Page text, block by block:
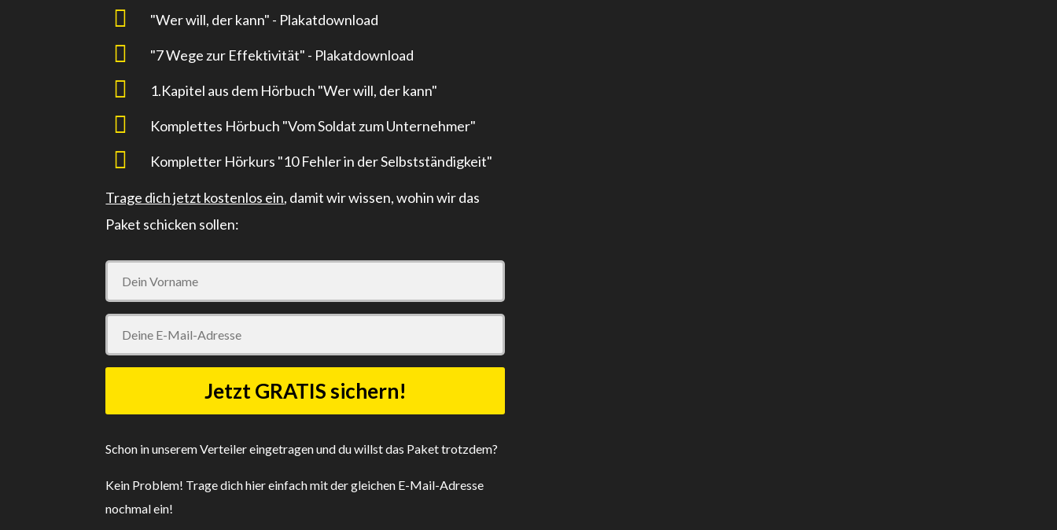
 "Wer will, der kann" - Plakatdownload
 "7 Wege zur Effektivität" - Plakatdownload
 1.Kapitel aus dem Hörbuch "Wer will, der kann"
 Komplettes Hörbuch "Vom Soldat zum Unternehmer"
 Kompletter Hörkurs "10 Fehler in der Selbstständigkeit"
Trage dich jetzt kostenlos ein, damit wir wissen, wohin wir das
Paket schicken sollen:
Schon in unserem Verteiler eingetragen und du willst das Paket trotzdem?
Kein Problem! Trage dich hier einfach mit der gleichen E-Mail-Adresse
nochmal ein!